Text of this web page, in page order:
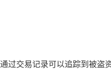
过交易记录可以追踪到被盗